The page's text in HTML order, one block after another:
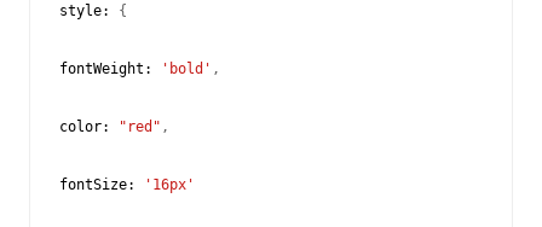
style: {
fontWeight : 'bold' ,
color: "red" ,
fontSize: '16px'